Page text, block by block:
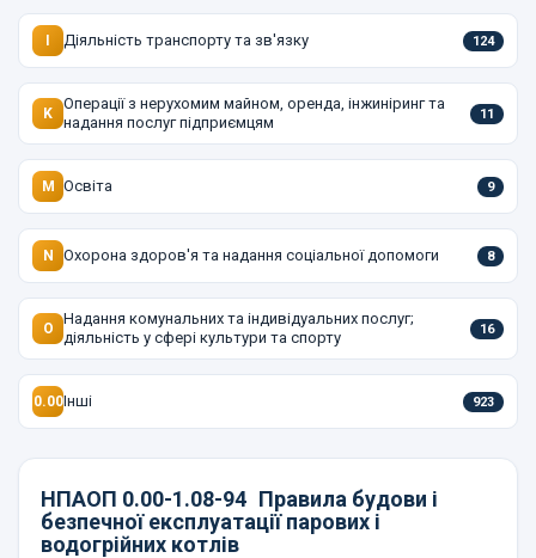
I Діяльність транспорту та зв'язку 124
K
Операції з нерухомим майном, оренда, інжиніринг та
надання послуг підприємцям
11
M Освіта 9
N Охорона здоров'я та надання соціальної допомоги 8
O
Надання комунальних та індивідуальних послуг;
діяльність у сфері культури та спорту
16
0.00Інші 923
НПАОП 0.00-1.08-94 Правила будови і
безпечної експлуатації парових і
водогрійних котлів